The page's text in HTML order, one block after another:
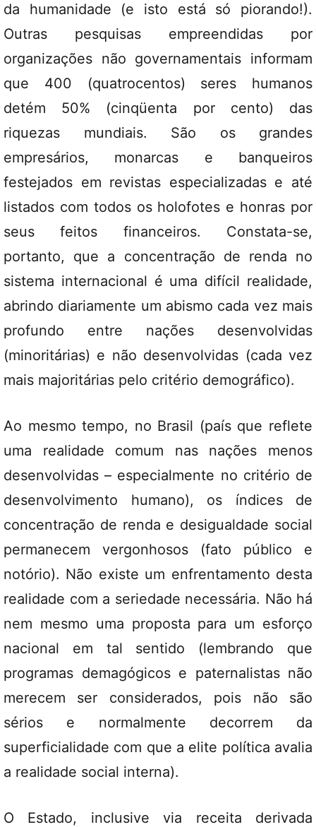
da humanidade (e isto está só piorando!).
Outras pesquisas empreendidas por
organizações não governamentais informam
que 400 (quatrocentos) seres humanos
detém 50% (cinqüenta por cento) das
riquezas mundiais. São os grandes
empresários, monarcas e banqueiros
festejados em revistas especializadas e até
listados com todos os holofotes e honras por
seus feitos financeiros. Constata-se,
portanto, que a concentração de renda no
sistema internacional é uma difícil realidade,
abrindo diariamente um abismo cada vez mais
profundo entre nações desenvolvidas
(minoritárias) e não desenvolvidas (cada vez
mais majoritárias pelo critério demográfico).
Ao mesmo tempo, no Brasil (país que reflete
uma realidade comum nas nações menos
desenvolvidas – especialmente no critério de
desenvolvimento humano), os índices de
concentração de renda e desigualdade social
permanecem vergonhosos (fato público e
notório). Não existe um enfrentamento desta
realidade com a seriedade necessária. Não há
nem mesmo uma proposta para um esforço
nacional em tal sentido (lembrando que
programas demagógicos e paternalistas não
merecem ser considerados, pois não são
sérios e normalmente decorrem da
superficialidade com que a elite política avalia
a realidade social interna).
O Estado, inclusive via receita derivada